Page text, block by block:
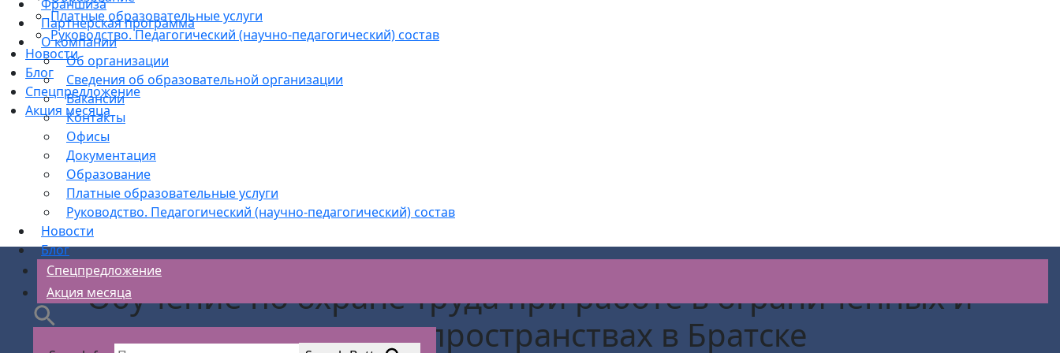
Платные образовательные услуги
Руководство. Педагогический (научно-педагогический) состав
Новости
Блог
Спецпредложение
Акция месяца
Франшиза
Партнерская программа
О компании
Об организации
Сведения об образовательной организации
Вакансии
Контакты
Офисы
Документация
Образование
Платные образовательные услуги
Руководство. Педагогический (научно-педагогический) состав
Новости
Блог
Спецпредложение
Акция месяца
Обучение по охране труда при работе в ограниченных и
замкнутых пространствах в Братске